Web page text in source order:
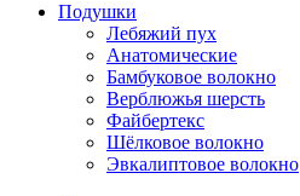
Подушки
Лебяжий пух
Анатомические
Бамбуковое волокно
Верблюжья шерсть
Файбертекс
Шёлковое волокно
Эвкалиптовое волокно